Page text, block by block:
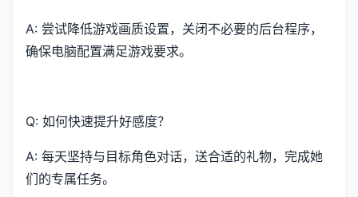
A: 尝试降低游戏画质设置，关闭不必要的后台程序，
确保电脑配置满足游戏要求。
Q: 如何快速提升好感度？
A: 每天坚持与目标角色对话，送合适的礼物，完成她
们的专属任务。